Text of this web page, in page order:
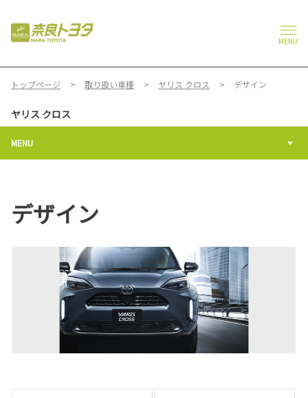
MENU
トップページ 取り扱い車種 ヤリス クロス デザイン
ヤリス クロス
MENU
デザイン